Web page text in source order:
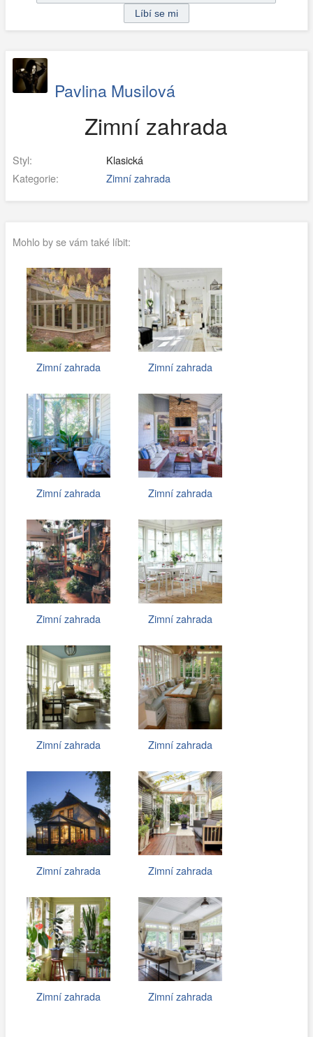
Pavlina Musilová
Zimní zahrada
Styl:
Klasická
Kategorie:
Zimní zahrada
Mohlo by se vám také líbit:
Zimní zahrada Zimní zahrada
Zimní zahrada Zimní zahrada
Zimní zahrada Zimní zahrada
Zimní zahrada Zimní zahrada
Zimní zahrada Zimní zahrada
Zimní zahrada Zimní zahrada